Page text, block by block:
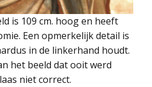
is 109 cm. hoog en heeft
Een opmerkelijk detail is
in de linkerhand houdt.
het beeld dat ooit werd
niet correct.